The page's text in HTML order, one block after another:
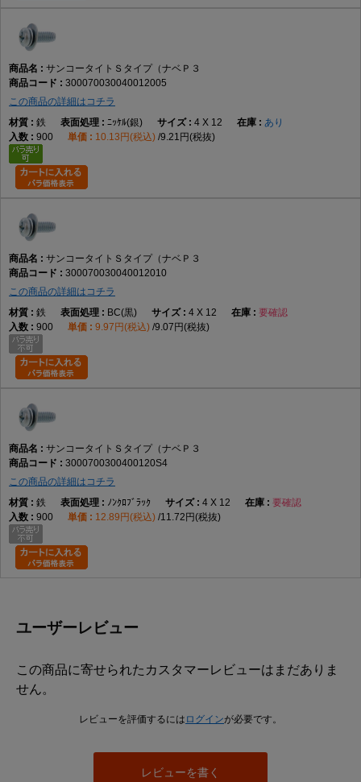
サンコータイトＳタイプ（ナベＰ３
300070030040012005
この商品の詳細はコチラ
鉄
ﾆｯｹﾙ(銀) 4 X 12
あり
900
10.13円(税込) 9.21円(税抜)
サンコータイトＳタイプ（ナベＰ３
300070030040012010
この商品の詳細はコチラ
鉄
BC(黒) 4 X 12
要確認
900
9.97円(税込) 9.07円(税抜)
サンコータイトＳタイプ（ナベＰ３
3000700300400120S4
この商品の詳細はコチラ
鉄
ﾉﾝｸﾛﾌﾞﾗｯｸ 4 X 12
要確認
900
12.89円(税込) 11.72円(税抜)
ユーザーレビュー
この商品に寄せられたカスタマーレビューはまだありま
せん。
レビューを評価するには ログインが必要です。
レビューを書く